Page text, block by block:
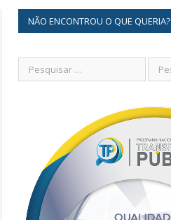
NÃO ENCONTROU O QUE QUERIA?